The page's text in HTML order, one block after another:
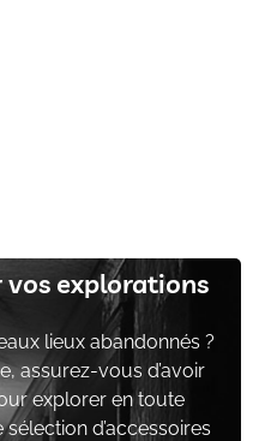
vos explorations
lieux abandonnés ?
assurez-vous d’avoir
explorer en toute
d’accessoires